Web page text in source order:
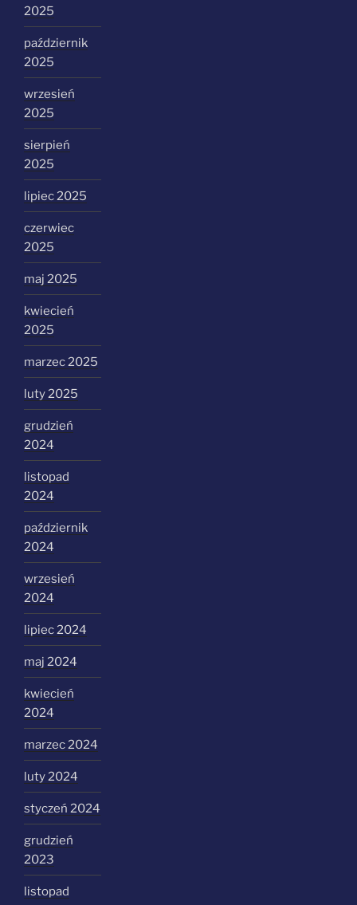
2025
październik
2025
wrzesień
2025
sierpień
2025
lipiec 2025
czerwiec
2025
maj 2025
kwiecień
2025
marzec 2025
luty 2025
grudzień
2024
listopad
2024
październik
2024
wrzesień
2024
lipiec 2024
maj 2024
kwiecień
2024
marzec 2024
luty 2024
styczeń 2024
grudzień
2023
listopad